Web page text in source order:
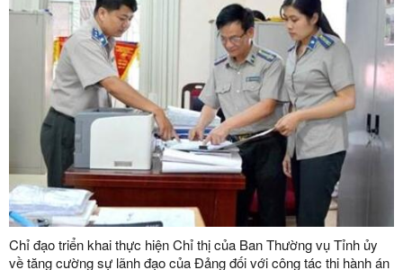
Chỉ đạo triển khai thực hiện Chỉ thị của Ban Thường vụ Tỉnh ủy
về tăng cường sự lãnh đạo của Đảng đối với công tác thi hành án